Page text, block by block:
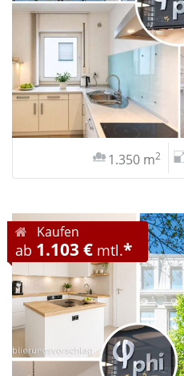
1.350 m2
Kaufen
ab 1.103 € mtl.*